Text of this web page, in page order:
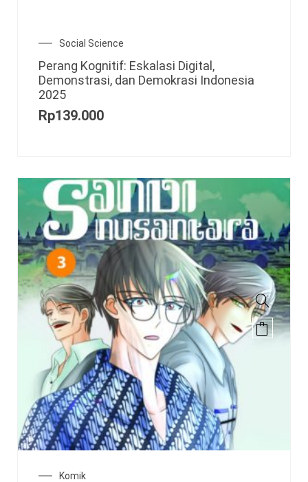
Social Science
Perang Kognitif: Eskalasi Digital,
Demonstrasi, dan Demokrasi Indonesia
2025
Rp139.000
Komik